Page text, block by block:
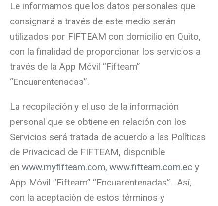
Le informamos que los datos personales que
consignará a través de este medio serán
utilizados por FIFTEAM con domicilio en Quito,
con la finalidad de proporcionar los servicios a
través de la App Móvil “Fifteam”
“Encuarentenadas”.
La recopilación y el uso de la información
personal que se obtiene en relación con los
Servicios será tratada de acuerdo a las Políticas
de Privacidad de FIFTEAM, disponible
en www.myfifteam.com, www.fifteam.com.ec y
App Móvil “Fifteam” “Encuarentenadas”. Así,
con la aceptación de estos términos y